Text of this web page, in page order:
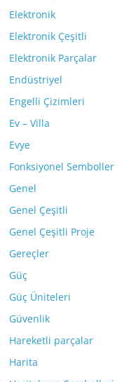
Elektronik
Elektronik Çeşitli
Elektronik Parçalar
Endüstriyel
Engelli Çizimleri
Ev – Villa
Evye
Fonksiyonel Semboller
Genel
Genel Çeşitli
Genel Çeşitli Proje
Gereçler
Güç
Güç Üniteleri
Güvenlik
Hareketli parçalar
Harita